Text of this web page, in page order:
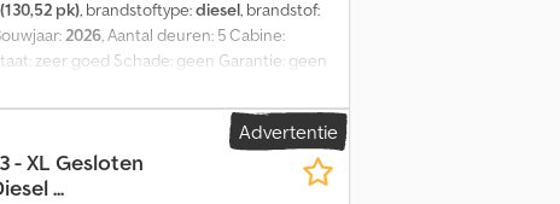
pk), brandstoftype:diesel, brandstof:
2026, Aantal deuren: 5 Cabine:
zeer goed Schade: geen Garantie: geen
omzetbelasting is aftrekbaar
Advertentie
- XL Gesloten
...